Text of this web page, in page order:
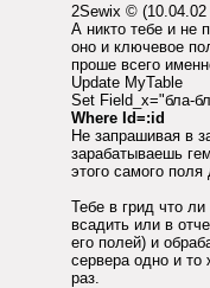
2Sewix © (10.04.02
А никто тебе и не
оно и ключевое
проше всего
Update MyTable
Set Field_x="бла-
Where Id=:id
Не запрашивая в
зарабатываешь
этого самого поля
Тебе в грид что
всадить или в
его полей) и
сервера одно и
раз.